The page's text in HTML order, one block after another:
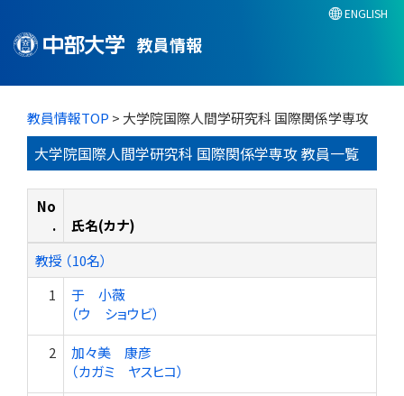
教員情報
ENGLISH
教員情報TOP > 大学院国際人間学研究科 国際関係学専攻
大学院国際人間学研究科 国際関係学専攻 教員一覧
No
.
氏名(カナ)
教授 （10名）
1
于 小薇
（ウ ショウビ）
2
加々美 康彦
（カガミ ヤスヒコ）